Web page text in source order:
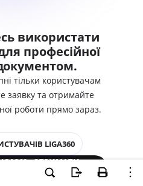
використати
професійної
тільки користувачам
заявку та отримайте
роботи прямо зараз.
LIGA360
- ОТРИМАТИ